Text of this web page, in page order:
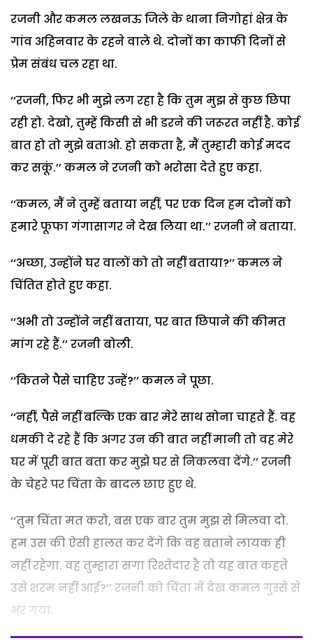
रजनी और कमल लखनऊ जिले के थाना निगोहां क्षेत्र के
गांव अहिनवार के रहने वाले थे. दोनों का काफी दिनों से
प्रेम संबंध चल रहा था.
‘‘रजनी, फिर भी मुझे लग रहा है कि तुम मुझ से कुछ छिपा
रही हो. देखो, तुम्हें किसी से भी डरने की जरूरत नहीं है. कोई
बात हो तो मुझे बताओ. हो सकता है, मैं तुम्हारी कोई मदद
कर सकूं.’’ कमल ने रजनी को भरोसा देते हुए कहा.
‘‘कमल, मैं ने तुम्हें बताया नहीं, पर एक दिन हम दोनों को
हमारे फूफा गंगासागर ने देख लिया था.’’ रजनी ने बताया.
‘‘अच्छा, उन्होंने घर वालों को तो नहीं बताया?’’ कमल ने
चिंतित होते हुए कहा.
‘‘अभी तो उन्होंने नहीं बताया, पर बात छिपाने की कीमत
मांग रहे हैं.’’ रजनी बोली.
‘‘कितने पैसे चाहिए उन्हें?’’ कमल ने पूछा.
‘‘नहीं, पैसे नहीं बल्कि एक बार मेरे साथ सोना चाहते हैं. वह
धमकी दे रहे हैं कि अगर उन की बात नहीं मानी तो वह मेरे
घर में पूरी बात बता कर मुझे घर से निकलवा देंगे.’’ रजनी
के चेहरे पर चिंता के बादल छाए हुए थे.
‘‘तुम चिंता मत करो, बस एक बार तुम मुझ से मिलवा दो.
हम उस की ऐसी हालत कर देंगे कि वह बताने लायक ही
नहीं रहेगा. वह तुम्हारा सगा रिश्तेदार है तो यह बात कहते
उसे शरम नहीं आई?’’ रजनी को चिंता में देख कमल गुस्से से
भर गया.